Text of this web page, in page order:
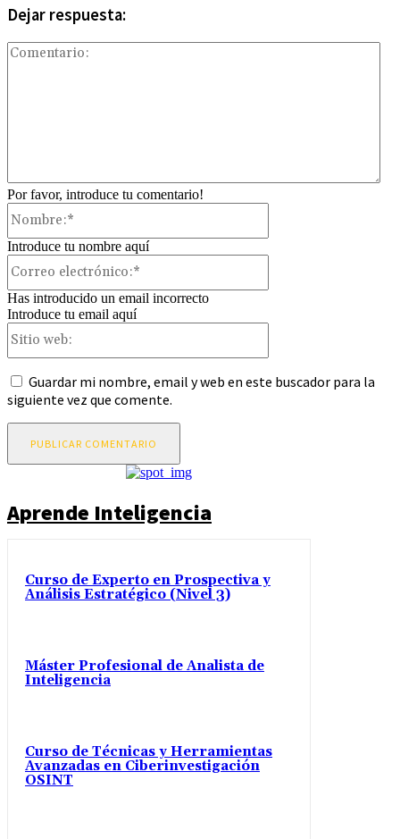
Dejar respuesta:
Por favor, introduce tu comentario!
Introduce tu nombre aquí
Has introducido un email incorrecto
Introduce tu email aquí
Guardar mi nombre, email y web en este buscador para la
siguiente vez que comente.
Aprende Inteligencia
Curso de Experto en Prospectiva y
Análisis Estratégico (Nivel 3)
Máster Profesional de Analista de
Inteligencia
Curso de Técnicas y Herramientas
Avanzadas en Ciberinvestigación
OSINT